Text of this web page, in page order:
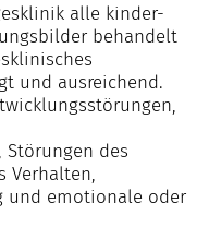
alle kinder-
behandelt
und ausreichend.
des
Verhalten,
und emotionale oder